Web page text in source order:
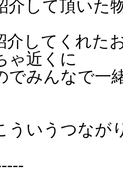
介して頂いた
介してくれた
ゃ近くに
でみんなで一
ういうつなが